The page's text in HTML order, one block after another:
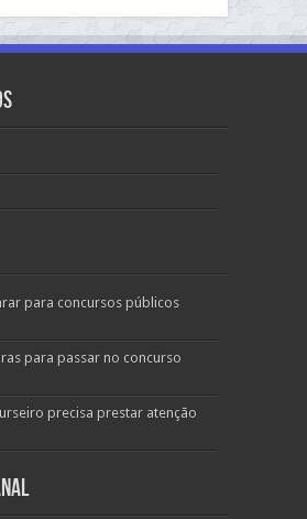
para concursos públicos
para passar no concurso
precisa prestar atenção